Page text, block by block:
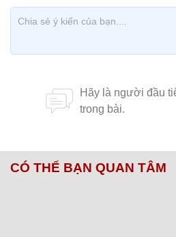
CÓ THỂ BẠN QUAN TÂM